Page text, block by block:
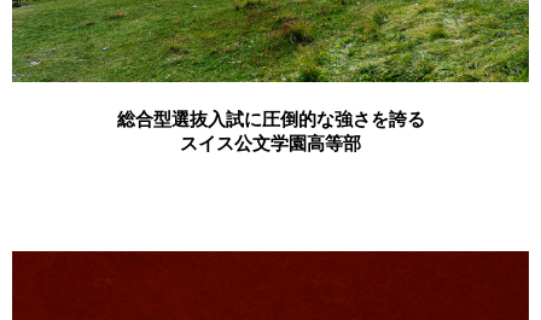
総合型選抜入試に圧倒的な強さを誇る
スイス公文学園高等部